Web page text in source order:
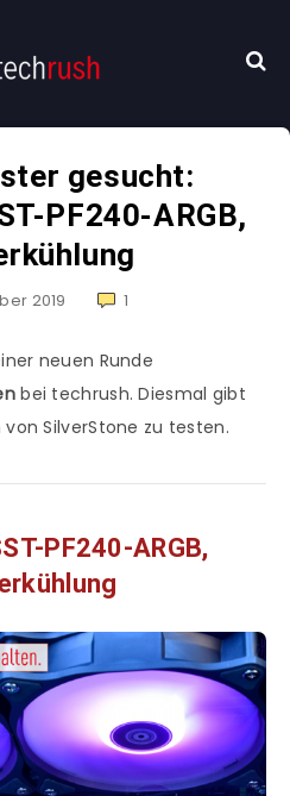
gesucht:
PF240-ARGB,
2019 1
neuen Runde
bei techrush. Diesmal gibt
SilverStone zu testen.
PF240-ARGB,